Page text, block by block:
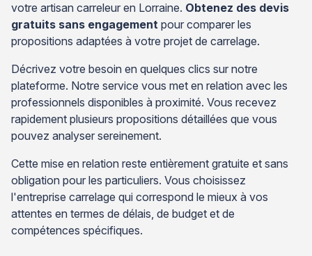
votre artisan carreleur en Lorraine. Obtenez des devis
gratuits sans engagement pour comparer les
propositions adaptées à votre projet de carrelage.
Décrivez votre besoin en quelques clics sur notre
plateforme. Notre service vous met en relation avec les
professionnels disponibles à proximité. Vous recevez
rapidement plusieurs propositions détaillées que vous
pouvez analyser sereinement.
Cette mise en relation reste entièrement gratuite et sans
obligation pour les particuliers. Vous choisissez
l'entreprise carrelage qui correspond le mieux à vos
attentes en termes de délais, de budget et de
compétences spécifiques.